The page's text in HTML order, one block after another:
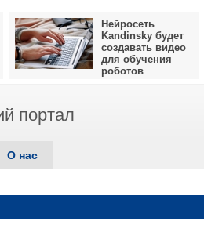
Нейросеть
Kandinsky будет
создавать видео
для обучения
роботов
портал
О нас